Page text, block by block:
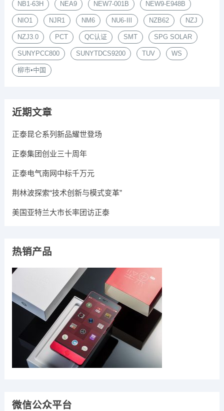
NB1-63H NEA9 NEW7-001B NEW9-E948B
NIO1 NJR1 NM6 NU6-Ⅲ NZB62 NZJ
NZJ3.0 PCT QC认证 SMT SPG SOLAR
SUNYPCC800 SUNYTDCS9200 TUV WS
柳市•中国
近期文章
正泰昆仑系列新品耀世登场
正泰集团创业三十周年
正泰电气南网中标千万元
荆林波探索“技术创新与模式变革”
美国亚特兰大市长率团访正泰
热销产品
微信公众平台